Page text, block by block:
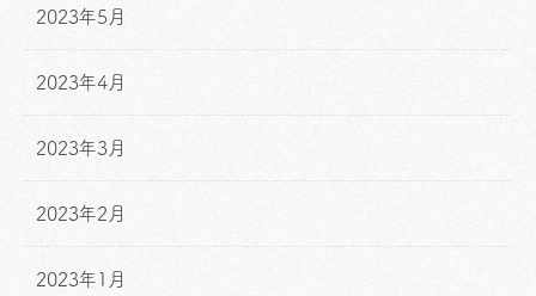
2023年5月
2023年4月
2023年3月
2023年2月
2023年1月